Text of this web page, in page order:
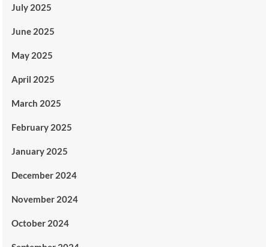
July 2025
June 2025
May 2025
April 2025
March 2025
February 2025
January 2025
December 2024
November 2024
October 2024